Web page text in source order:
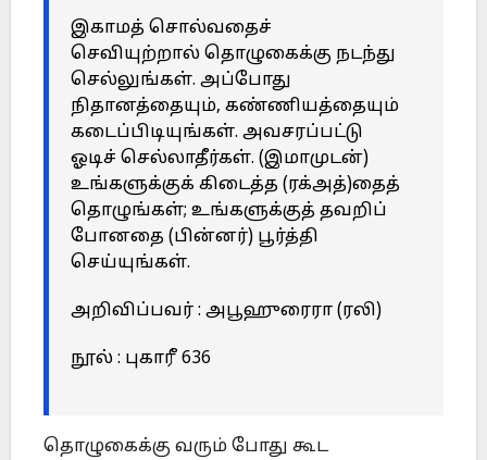
இகாமத் சொல்வதைச்
செவியுற்றால் தொழுகைக்கு நடந்து
செல்லுங்கள். அப்போது
நிதானத்தையும், கண்ணியத்தையும்
கடைப்பிடியுங்கள். அவசரப்பட்டு
ஓடிச் செல்லாதீர்கள். (இமாமுடன்)
உங்களுக்குக் கிடைத்த (ரக்அத்)தைத்
தொழுங்கள்; உங்களுக்குத் தவறிப்
போனதை (பின்னர்) பூர்த்தி
செய்யுங்கள்.
அறிவிப்பவர் : அபூஹுரைரா (ரலி)
நூல் : புகாரீ 636
தொழுகைக்கு வரும் போது கூட